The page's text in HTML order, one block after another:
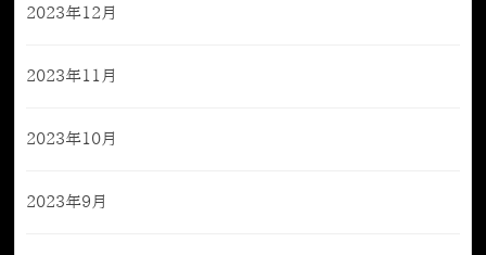
2023年12月
2023年11月
2023年10月
2023年9月